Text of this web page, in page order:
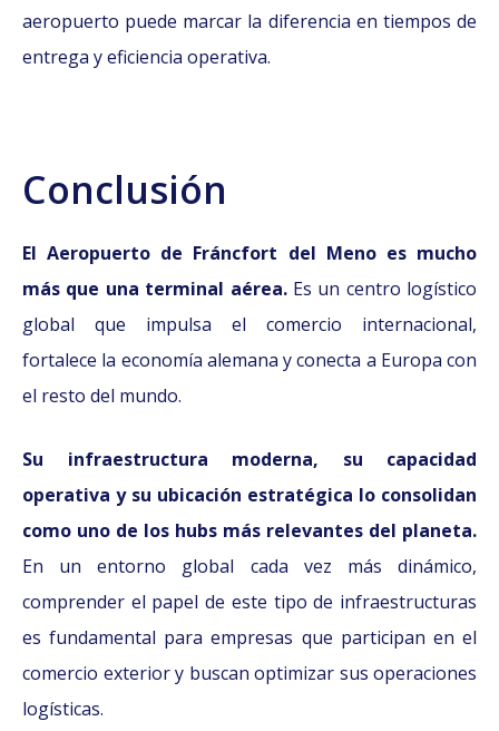
aeropuerto puede marcar la diferencia en tiempos de
entrega y eficiencia operativa.
Conclusión
El Aeropuerto de Fráncfort del Meno es mucho
más que una terminal aérea.Es un centro logístico
global que impulsa el comercio internacional,
fortalece la economía alemana y conecta a Europa con
el resto del mundo.
Su infraestructura moderna, su capacidad
operativa y su ubicación estratégica lo consolidan
como uno de los hubs más relevantes del planeta.
En un entorno global cada vez más dinámico,
comprender el papel de este tipo de infraestructuras
es fundamental para empresas que participan en el
comercio exterior y buscan optimizar sus operaciones
logísticas.